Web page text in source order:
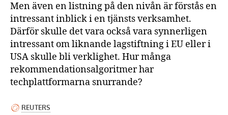
Men även en listning på den nivån är förstås en
intressant inblick i en tjänsts verksamhet.
Därför skulle det vara också vara synnerligen
intressant om liknande lagstiftning i EU eller i
USA skulle bli verklighet. Hur många
rekommendationsalgoritmer har
techplattformarna snurrande?